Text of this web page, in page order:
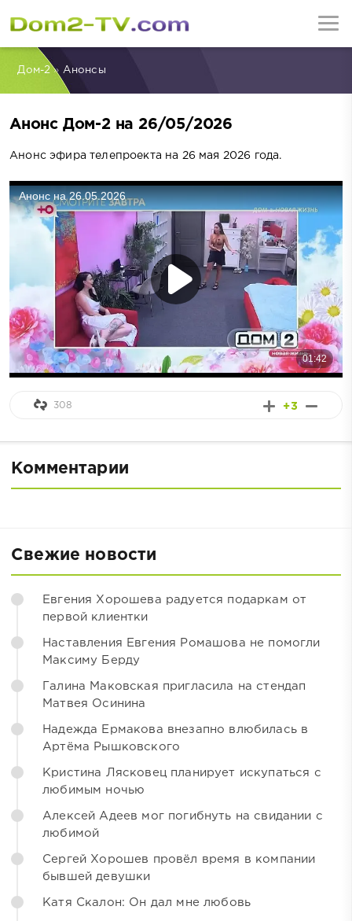
Дом-2» Анонсы
Анонс Дом-2 на 26/05/2026
Анонс эфира телепроекта на 26 мая 2026 года.
+3
308
Комментарии
Свежие новости
Евгения Хорошева радуется подаркам от
первой клиентки
Наставления Евгения Ромашова не помогли
Максиму Берду
Галина Маковская пригласила на стендап
Матвея Осинина
Надежда Ермакова внезапно влюбилась в
Артёма Рышковского
Кристина Лясковец планирует искупаться с
любимым ночью
Алексей Адеев мог погибнуть на свидании с
любимой
Сергей Хорошев провёл время в компании
бывшей девушки
Катя Скалон: Он дал мне любовь